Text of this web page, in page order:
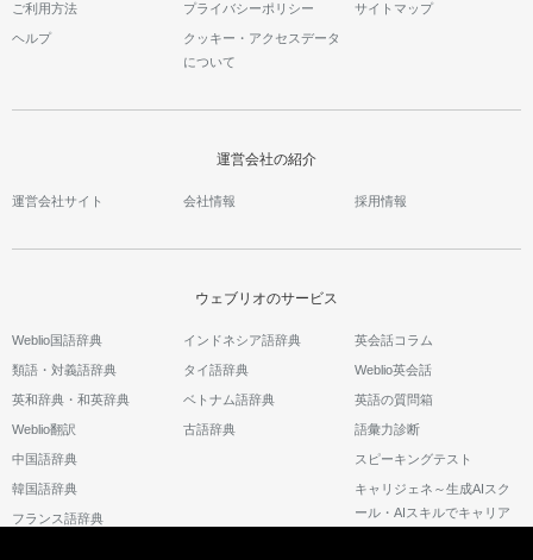
ご利用方法 プライバシーポリシー サイトマップ
ヘルプ
クッキー・アクセスデータ
について
運営会社の紹介
運営会社サイト 会社情報 採用情報
ウェブリオのサービス
Weblio国語辞典
類語・対義語辞典
英和辞典・和英辞典
Weblio翻訳
中国語辞典
韓国語辞典
フランス語辞典
インドネシア語辞典
タイ語辞典
ベトナム語辞典
古語辞典
英会話コラム
Weblio英会話
英語の質問箱
語彙力診断
スピーキングテスト
キャリジェネ～生成AIスク
ール・AIスキルでキャリア